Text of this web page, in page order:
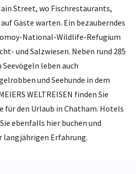
Street, wo Fischrestaurants,
Gäste warten. Ein bezauberndes
National-Wildlife-Refugium
und Salzwiesen. Neben rund 285
leben auch
und Seehunde in dem
WELTREISEN finden Sie
für den Urlaub in Chatham. Hotels
ebenfalls hier buchen und
langjährigen Erfahrung.